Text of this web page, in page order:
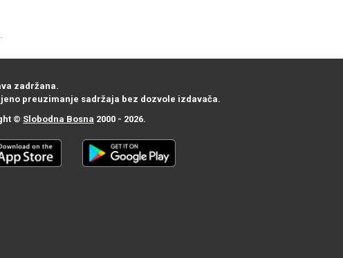
zadržana.
preuzimanje sadržaja bez dozvole izdavača.
© Slobodna Bosna 2000 - 2026.